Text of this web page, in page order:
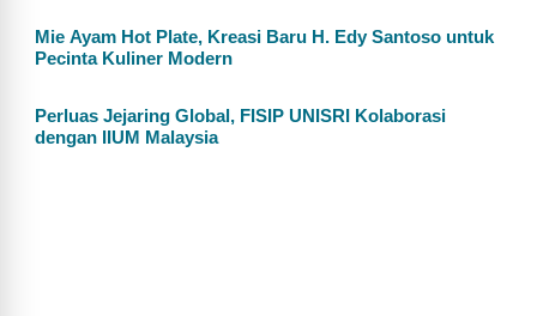
Mie Ayam Hot Plate, Kreasi Baru H. Edy Santoso untuk
Pecinta Kuliner Modern
Perluas Jejaring Global, FISIP UNISRI Kolaborasi
dengan IIUM Malaysia